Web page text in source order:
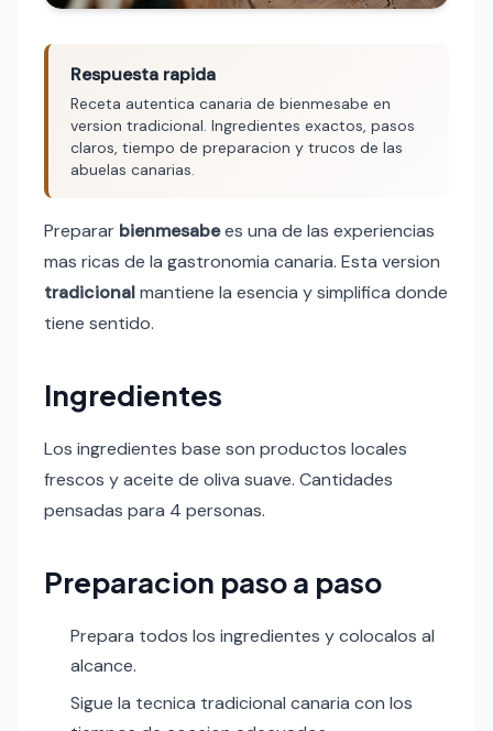
Respuesta rapida
Receta autentica canaria de bienmesabe en
version tradicional. Ingredientes exactos, pasos
claros, tiempo de preparacion y trucos de las
abuelas canarias.
Preparar bienmesabees una de las experiencias
mas ricas de la gastronomia canaria. Esta version
tradicionalmantiene la esencia y simplifica donde
tiene sentido.
Ingredientes
Los ingredientes base son productos locales
frescos y aceite de oliva suave. Cantidades
pensadas para 4 personas.
Preparacion paso a paso
Prepara todos los ingredientes y colocalos al
alcance.
Sigue la tecnica tradicional canaria con los